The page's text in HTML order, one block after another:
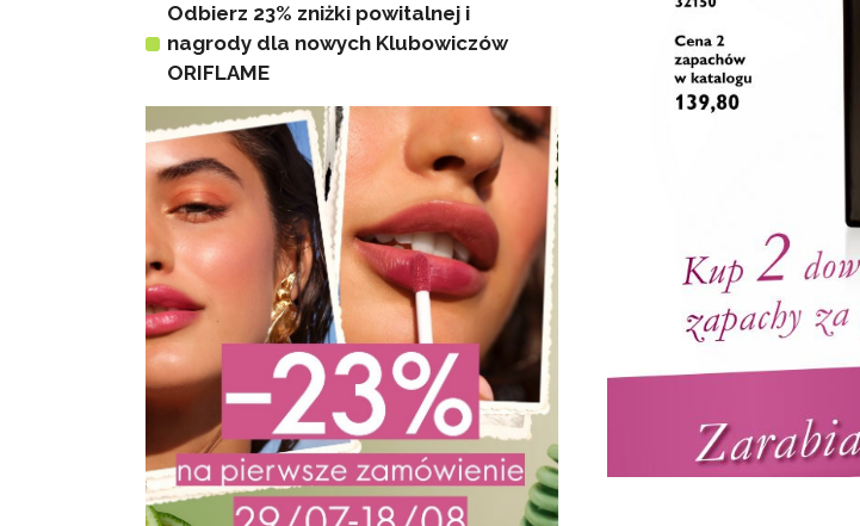
Odbierz 23% zniżki powitalnej i
nagrody dla nowych Klubowiczów
ORIFLAME